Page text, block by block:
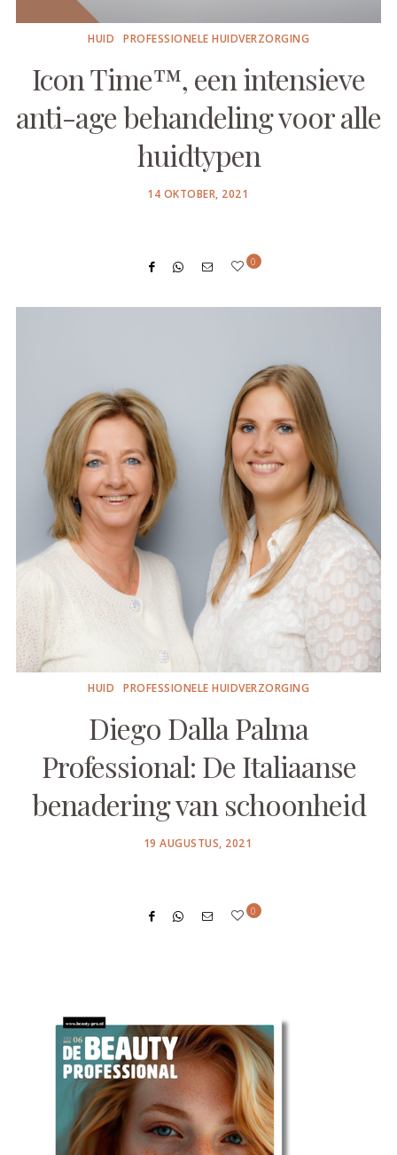
HUID PROFESSIONELE HUIDVERZORGING
Icon Time™, een intensieve
anti-age behandeling voor alle
huidtypen
POSTED
14 OKTOBER, 2021
0
HUID PROFESSIONELE HUIDVERZORGING
Diego Dalla Palma
Professional: De Italiaanse
benadering van schoonheid
POSTED
19 AUGUSTUS, 2021
0